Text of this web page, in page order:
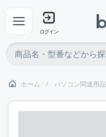
ログイン
ホーム パソコン関連用品